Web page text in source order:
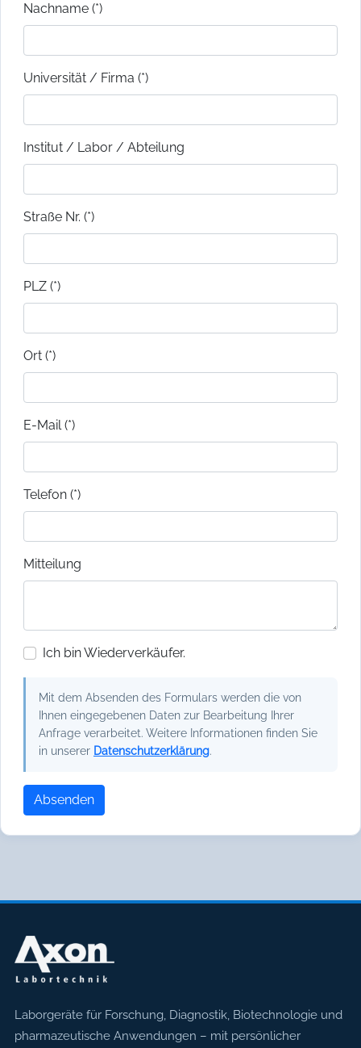
Nachname (*)
Universität / Firma (*)
Institut / Labor / Abteilung
Straße Nr. (*)
PLZ (*)
Ort (*)
E-Mail (*)
Telefon (*)
Mitteilung
Ich bin Wiederverkäufer.
Mit dem Absenden des Formulars werden die von
Ihnen eingegebenen Daten zur Bearbeitung Ihrer
Anfrage verarbeitet. Weitere Informationen finden Sie
in unserer Datenschutzerklärung.
Absenden
Axon Labortechnik
Laborgeräte für Forschung, Diagnostik, Biotechnologie und
pharmazeutische Anwendungen – mit persönlicher